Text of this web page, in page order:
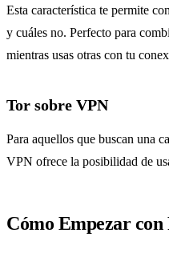
Esta característica te permite
y cuáles no. Perfecto para
mientras usas otras con tu
Tor sobre VPN
Para aquellos que buscan una
VPN ofrece la posibilidad de
Cómo Empezar